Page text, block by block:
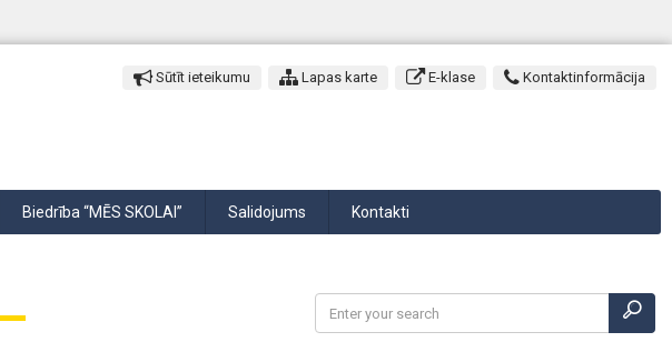
Sūtīt ieteikumu Lapas karte E-klase Kontaktinformācija
Biedrība “MĒS SKOLAI” Salidojums Kontakti